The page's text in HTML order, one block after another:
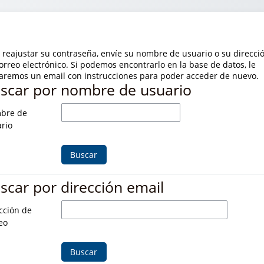
reajustar su contraseña, envíe su nombre de usuario o su
electrónico. Si podemos encontrarlo en la base de datos, le
un email con instrucciones para poder acceder de nuevo.
por nombre de usuario
por nombre de usuario
de
por dirección email
por dirección email
de